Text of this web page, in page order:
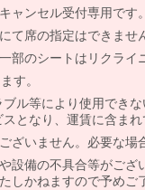
ャンセル受付専用です
て席の指定はできませ
部のシートはリクライ
す。
ル等により使用でき
となり、運賃に含まれ
ざいません。必要な場
設備の不具合等がご
しかねますので予めご